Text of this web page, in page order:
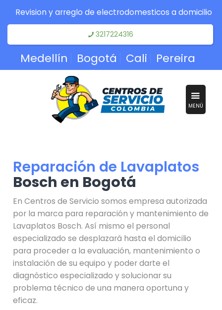
Revision y arreglo de electrodomesticos a domicilio
3217224316
Medellín Bogotá Cali Pereira
MENÚ
Reparación de Lavaplatos
Bosch en Bogotá
En Centros de Servicio somos empresa autorizada
por la marca para reparación y mantenimiento de
Lavaplatos Bosch. Así mismo el personal
especializado se desplazará hasta el domicilio
para proceder a la evaluación, mantenimiento o
instalación de su equipo y poder darte el
diagnóstico especializado y solucionar su
problema técnico de una manera oportuna y
eficaz.